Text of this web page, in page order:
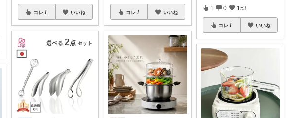
コレ いいね コレ いいね
1 0 153
コレ いいね